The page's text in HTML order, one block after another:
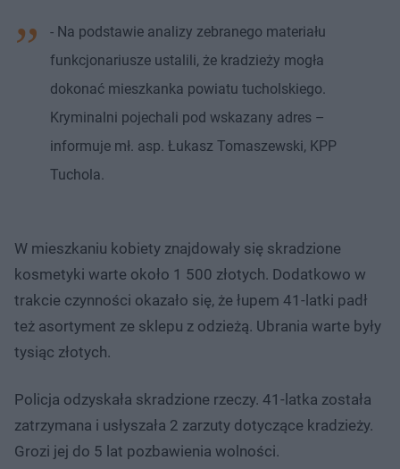
- Na podstawie analizy zebranego materiału
funkcjonariusze ustalili, że kradzieży mogła
dokonać mieszkanka powiatu tucholskiego.
Kryminalni pojechali pod wskazany adres –
informuje mł. asp. Łukasz Tomaszewski, KPP
Tuchola.
W mieszkaniu kobiety znajdowały się skradzione
kosmetyki warte około 1 500 złotych. Dodatkowo w
trakcie czynności okazało się, że łupem 41-latki padł
też asortyment ze sklepu z odzieżą. Ubrania warte były
tysiąc złotych.
Policja odzyskała skradzione rzeczy. 41-latka została
zatrzymana i usłyszała 2 zarzuty dotyczące kradzieży.
Grozi jej do 5 lat pozbawienia wolności.